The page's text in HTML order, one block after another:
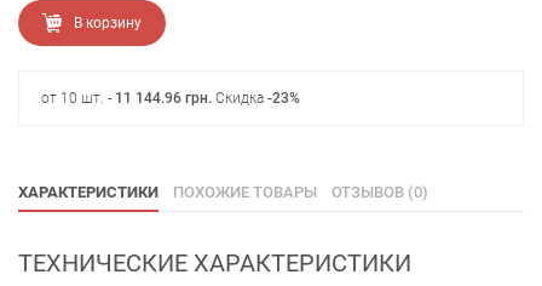
В корзину
от 10 шт. - 11 144.96 грн. Скидка -23%
ХАРАКТЕРИСТИКИ ПОХОЖИЕ ТОВАРЫ ОТЗЫВОВ (0)
ТЕХНИЧЕСКИЕ ХАРАКТЕРИСТИКИ